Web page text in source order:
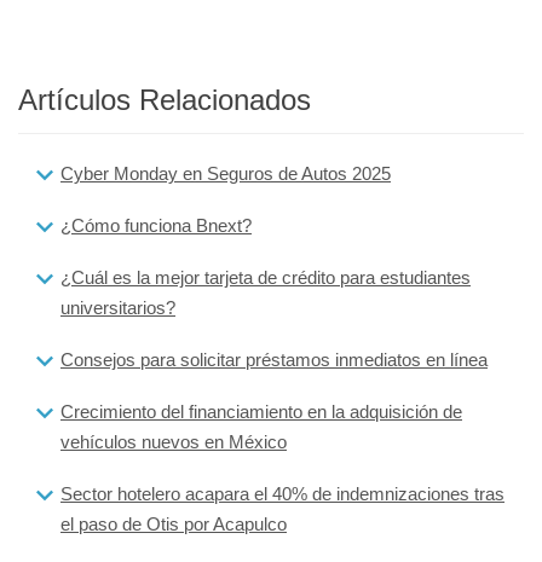
Artículos Relacionados
Cyber Monday en Seguros de Autos 2025
¿Cómo funciona Bnext?
¿Cuál es la mejor tarjeta de crédito para estudiantes
universitarios?
Consejos para solicitar préstamos inmediatos en línea
Crecimiento del financiamiento en la adquisición de
vehículos nuevos en México
Sector hotelero acapara el 40% de indemnizaciones tras
el paso de Otis por Acapulco